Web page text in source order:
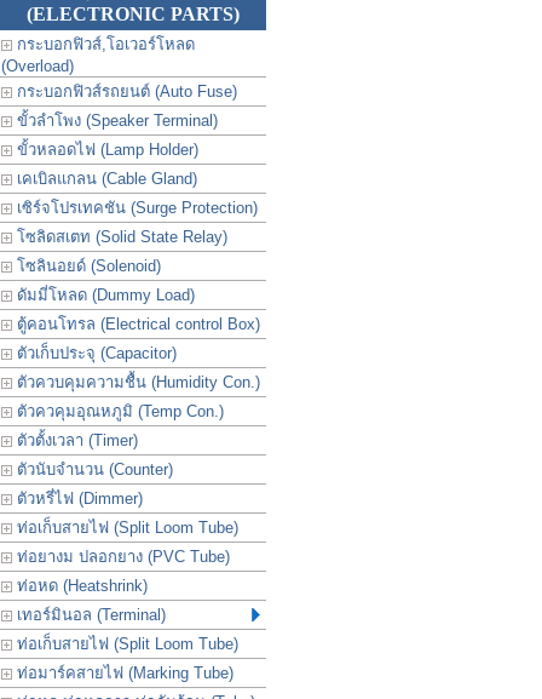
(ELECTRONIC PARTS)
กระบอกฟิวส์,โอเวอร์โหลด
(Overload)
กระบอกฟิวส์รถยนต์ (Auto Fuse)
ขั้วลำโพง (Speaker Terminal)
ขั้วหลอดไฟ (Lamp Holder)
เคเบิลแกลน (Cable Gland)
เซิร์จโปรเทคชัน (Surge Protection)
โซลิดสเตท (Solid State Relay)
โซลินอยด์ (Solenoid)
ดัมมี่โหลด (Dummy Load)
ตู้คอนโทรล (Electrical control Box)
ตัวเก็บประจุ (Capacitor)
ตัวควบคุมความชื้น (Humidity Con.)
ตัวควคุมอุณหภูมิ (Temp Con.)
ตัวตั้งเวลา (Timer)
ตัวนับจำนวน (Counter)
ตัวหรี่ไฟ (Dimmer)
ท่อเก็บสายไฟ (Split Loom Tube)
ท่อยางม ปลอกยาง (PVC Tube)
ท่อหด (Heatshrink)
เทอร์มินอล (Terminal)
ท่อเก็บสายไฟ (Split Loom Tube)
ท่อมาร์คสายไฟ (Marking Tube)